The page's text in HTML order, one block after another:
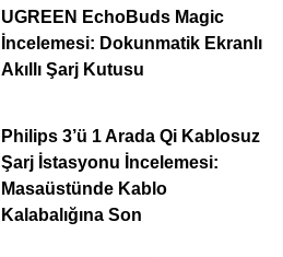
UGREEN EchoBuds Magic
İncelemesi: Dokunmatik Ekranlı
Akıllı Şarj Kutusu
Philips 3’ü 1 Arada Qi Kablosuz
Şarj İstasyonu İncelemesi:
Masaüstünde Kablo
Kalabalığına Son